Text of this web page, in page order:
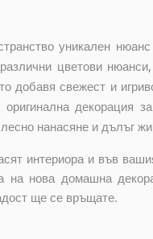
уникален нюанс
цветови
добавя свежест и
декорация за
нанасяне и дълъг
интериора и във
на нова домашна
ще се връщате.